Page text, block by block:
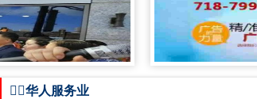
🤵‍♀️华人服务业